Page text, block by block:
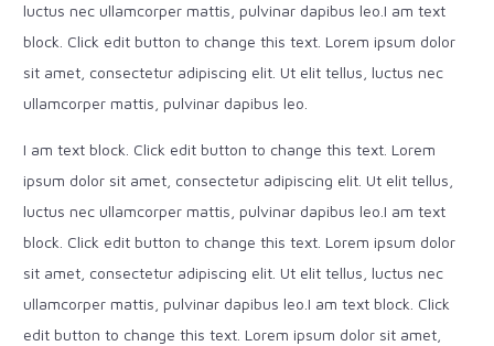
luctus nec ullamcorper mattis, pulvinar dapibus leo.I am text
block. Click edit button to change this text. Lorem ipsum dolor
sit amet, consectetur adipiscing elit. Ut elit tellus, luctus nec
ullamcorper mattis, pulvinar dapibus leo.
I am text block. Click edit button to change this text. Lorem
ipsum dolor sit amet, consectetur adipiscing elit. Ut elit tellus,
luctus nec ullamcorper mattis, pulvinar dapibus leo.I am text
block. Click edit button to change this text. Lorem ipsum dolor
sit amet, consectetur adipiscing elit. Ut elit tellus, luctus nec
ullamcorper mattis, pulvinar dapibus leo.I am text block. Click
edit button to change this text. Lorem ipsum dolor sit amet,